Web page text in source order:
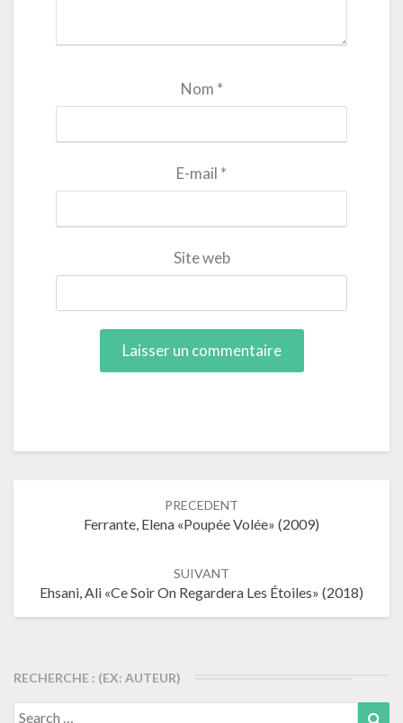
Nom *
E-mail *
Site web
PRECEDENT
Ferrante, Elena «Poupée Volée» (2009)
SUIVANT
Ehsani, Ali «Ce Soir On Regardera Les Étoiles» (2018)
RECHERCHE : (EX: AUTEUR)
Search